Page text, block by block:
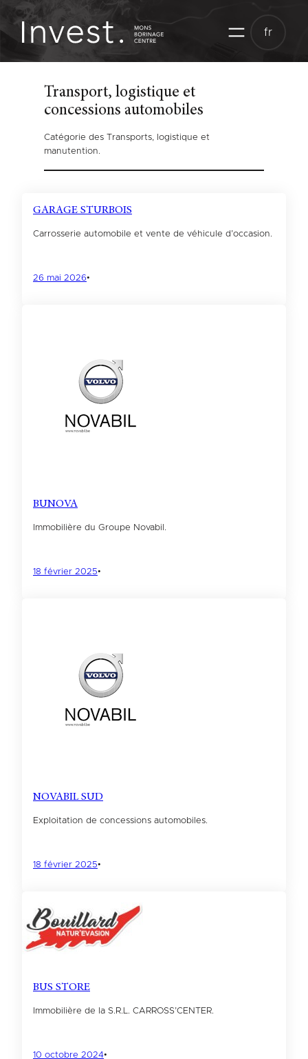
Aller
contenu
fr
Transport, logistique et
concessions automobiles
Catégorie des Transports, logistique et
manutention.
GARAGE STURBOIS
Carrosserie automobile et vente de véhicule d’occasion.
26 mai 2026•
BUNOVA
Immobilière du Groupe Novabil.
18 février 2025•
NOVABIL SUD
Exploitation de concessions automobiles.
18 février 2025•
BUS STORE
Immobilière de la S.R.L. CARROSS’CENTER.
10 octobre 2024•